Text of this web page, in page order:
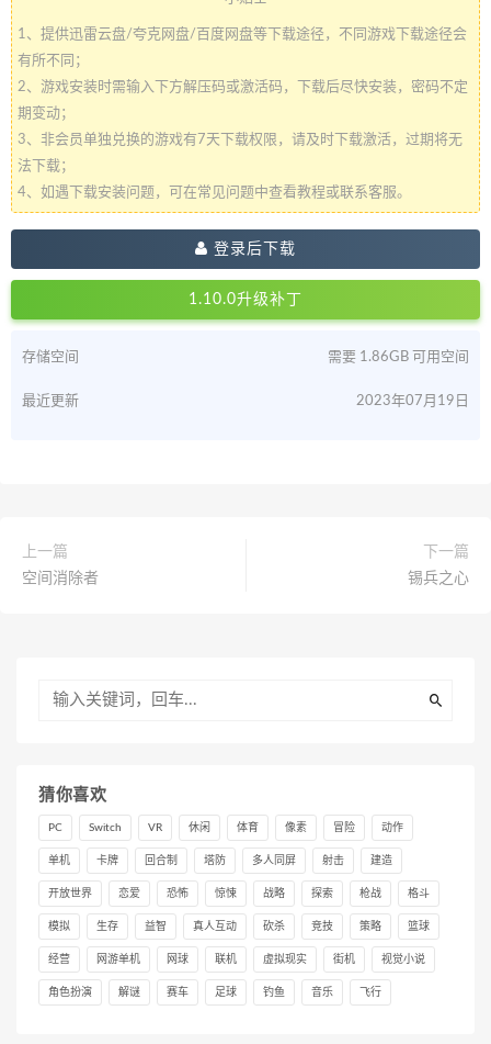
1、提供迅雷云盘/夸克网盘/百度网盘等下载途径，不同游戏下载途径会
有所不同；
2、游戏安装时需输入下方解压码或激活码，下载后尽快安装，密码不定
期变动；
3、非会员单独兑换的游戏有7天下载权限，请及时下载激活，过期将无
法下载；
4、如遇下载安装问题，可在常见问题中查看教程或联系客服。
登录后下载
1.10.0升级补丁
存储空间 需要 1.86GB 可用空间
最近更新 2023年07月19日
上一篇
空间消除者
下一篇
锡兵之心
猜你喜欢
PC Switch VR 休闲 体育 像素 冒险 动作
单机 卡牌 回合制 塔防 多人同屏 射击 建造
开放世界 恋爱 恐怖 惊悚 战略 探索 枪战 格斗
模拟 生存 益智 真人互动 砍杀 竞技 策略 篮球
经营 网游单机 网球 联机 虚拟现实 街机 视觉小说
角色扮演 解谜 赛车 足球 钓鱼 音乐 飞行